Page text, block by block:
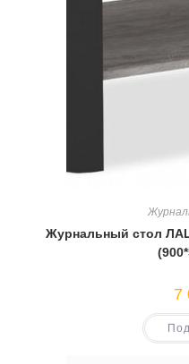
Журнальный стол
7